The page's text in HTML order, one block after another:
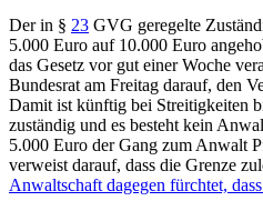
Der in § 23 GVG geregelte
5.000 Euro auf 10.000 Euro
das Gesetz vor gut einer Woche
Bundesrat am Freitag darauf, den
Damit ist künftig bei Streitigkeiten
zuständig und es besteht kein
5.000 Euro der Gang zum Anwalt
verweist darauf, dass die Grenze
Anwaltschaft dagegen fürchtet,